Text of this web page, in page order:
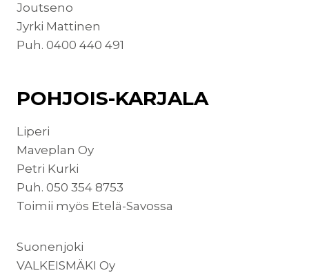
Joutseno
Jyrki Mattinen
Puh. 0400 440 491
POHJOIS-KARJALA
Liperi
Maveplan Oy
Petri Kurki
Puh. 050 354 8753
Toimii myös Etelä-Savossa
Suonenjoki
VALKEISMÄKI Oy